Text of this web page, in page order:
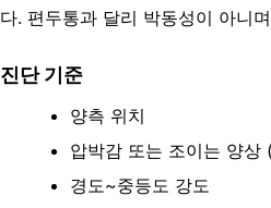
다. 편두통과 달리 박동성이 아니
진단 기준
양측 위치
압박감 또는 조이는 양상
경도~중등도 강도